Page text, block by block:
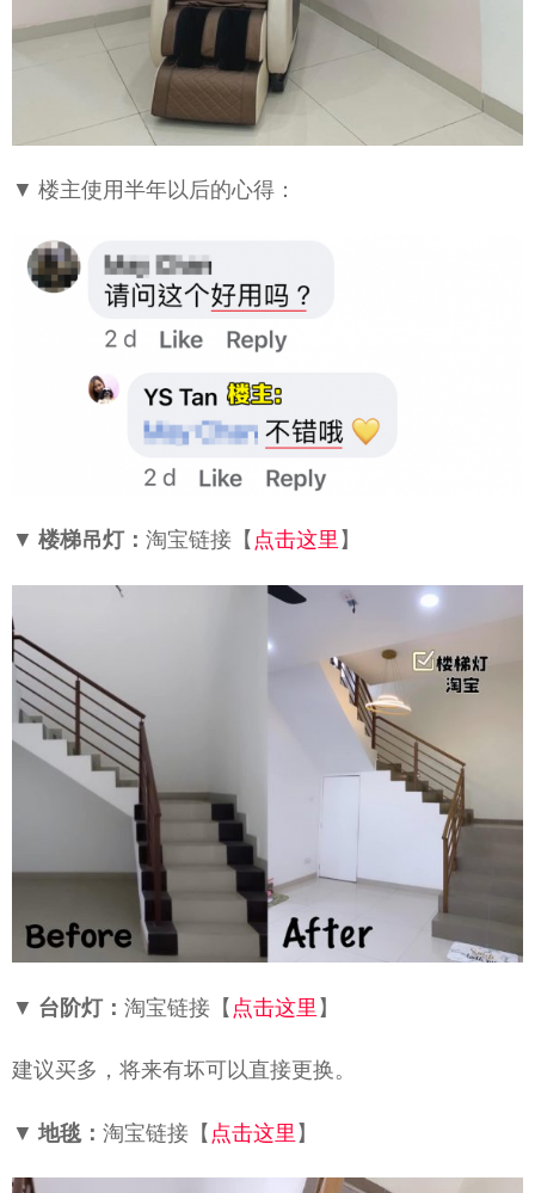
▼ 楼主使用半年以后的心得：
▼ 楼梯吊灯： 淘宝链接【 点击这里 】
▼ 台阶灯： 淘宝链接【 点击这里 】
建议买多，将来有坏可以直接更换。
▼ 地毯： 淘宝链接【 点击这里 】